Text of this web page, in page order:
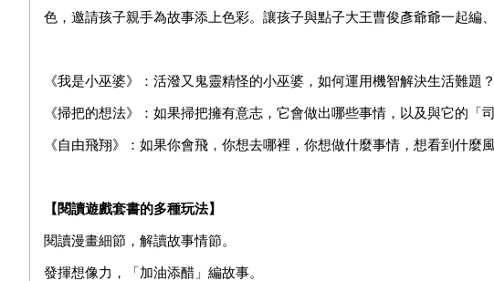
色，邀請孩子親手為故事添上色彩。讓孩子與點子大王曹俊彥爺爺一起編
《我是小巫婆》：活潑又鬼靈精怪的小巫婆，如何運用機智解決生活難題？
《掃把的想法》：如果掃把擁有意志，它會做出哪些事情，以及與它的「
《自由飛翔》：如果你會飛，你想去哪裡，你想做什麼事情，想看到什麼
【閱讀遊戲套書的多種玩法】
閱讀漫畫細節，解讀故事情節。
發揮想像力，「加油添醋」編故事。